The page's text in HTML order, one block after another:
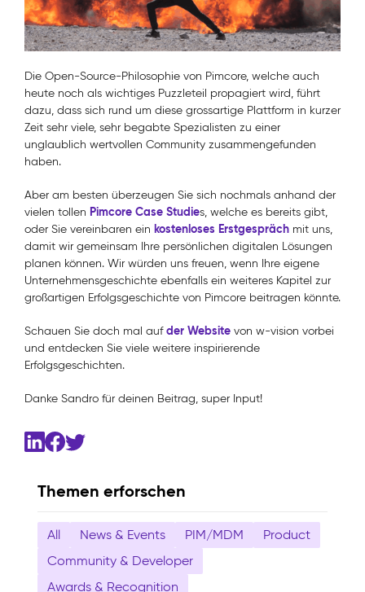
Themen erforschen
All News & Events PIM/MDM
Product
Community & Developer
Awards & Recognition
Die Open-Source-Philosophie von Pimcore, welche auch
heute noch als wichtiges Puzzleteil propagiert wird, führt
dazu, dass sich rund um diese grossartige Plattform in kurzer
Zeit sehr viele, sehr begabte Spezialisten zu einer
unglaublich wertvollen Community zusammengefunden
haben.
Aber am besten überzeugen Sie sich nochmals anhand der
vielen tollen Pimcore Case Studies, welche es bereits gibt,
oder Sie vereinbaren ein kostenloses Erstgespräch mit uns,
damit wir gemeinsam Ihre persönlichen digitalen Lösungen
planen können. Wir würden uns freuen, wenn Ihre eigene
Unternehmensgeschichte ebenfalls ein weiteres Kapitel zur
großartigen Erfolgsgeschichte von Pimcore beitragen könnte.
Schauen Sie doch mal aufder Website von w-vision vorbei
und entdecken Sie viele weitere inspirierende
Erfolgsgeschichten.
Danke Sandro für deinen Beitrag, super Input!